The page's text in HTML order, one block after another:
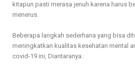
kitapun pasti merasa jenuh karena harus
menerus.
Beberapa langkah sederhana yang bisa
meningkatkan kualitas kesehatan mental
covid-19 ini, Diantaranya :